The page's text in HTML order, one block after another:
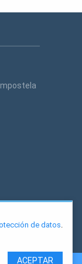
de datos.
ACEPTAR